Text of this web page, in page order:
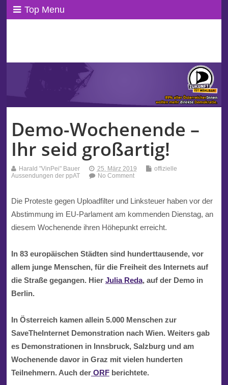
Top Menu
Demo-Wochenende –
Ihr seid großartig!
Harald "VinPei" Bauer 25. März 2019
offizielle
Aussendungen der ppAT
No Comment
Die Proteste gegen Uploadfilterund Linksteuerhaben vor der
Abstimmung im EU-Parlament am kommenden Dienstag, an
diesem Wochenende ihren Höhepunkt erreicht.
In 83 europäischen Städten sind hunderttausende, vor
allem junge Menschen, für die Freiheit des Internets auf
die Straße gegangen. Hier Julia Reda, auf der Demo in
Berlin.
In Österreich kamen allein 5.000 Menschen zur
SaveTheInternetDemonstration nach Wien. Weiters gab
es Demonstrationen in Innsbruck, Salzburgund am
Wochenende davor in Graz mit vielen hunderten
Teilnehmern. Auch derORFberichtete.